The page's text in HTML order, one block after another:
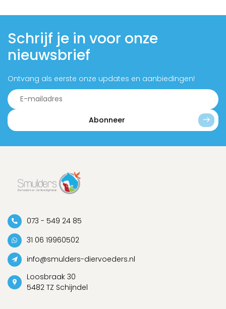
Schrijf je in voor onze
nieuwsbrief
Ontvang als eerste onze updates en aanbiedingen!
Abonneer
073 - 549 24 85
31 06 19960502
info@smulders-diervoeders.nl
Loosbraak 30
5482 TZ Schijndel